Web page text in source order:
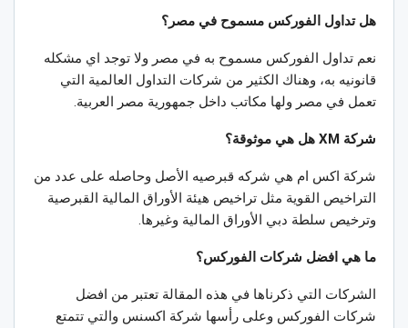
هل تداول الفوركس مسموح في مصر؟
نعم تداول الفوركس مسموح به في مصر ولا توجد اي مشكله
قانونيه به، وهناك الكثير من شركات التداول العالمية التي
تعمل في مصر ولها مكاتب داخل جمهورية مصر العربية.
شركة XM هل هي موثوقة؟
شركة اكس ام هي شركه قبرصيه الأصل وحاصله على عدد من
التراخيص القوية مثل تراخيص هيئة الأوراق المالية القبرصية
وترخيص سلطة دبي الأوراق المالية وغيرها.
ما هي افضل شركات الفوركس؟
الشركات التي ذكرناها في هذه المقالة تعتبر من افضل
شركات الفوركس وعلى رأسها شركة اكسنس والتي تتمتع